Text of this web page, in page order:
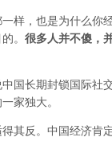
样，也是为什么你
。 很多人并不傻，
中国长期封锁国际社
家独大。
其反。中国经济